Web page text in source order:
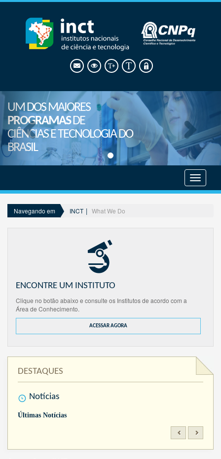
UM DOS MAIORES
PROGRAMASDE
CIÊNCIAS E TECNOLOGIA DO
BRASIL
menu
Navegando em INCT What We Do
ENCONTRE UM INSTITUTO
Clique no botão abaixo e consulte os Institutos de acordo com a
Área de Conhecimento.
ACESSAR AGORA
DESTAQUES
Notícias
Últimas Notícias